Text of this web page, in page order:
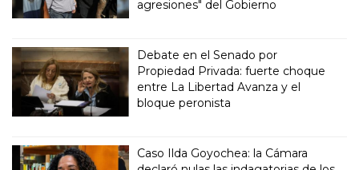
agresiones" del Gobierno
Debate en el Senado por
Propiedad Privada: fuerte choque
entre La Libertad Avanza y el
bloque peronista
Caso Ilda Goyochea: la Cámara